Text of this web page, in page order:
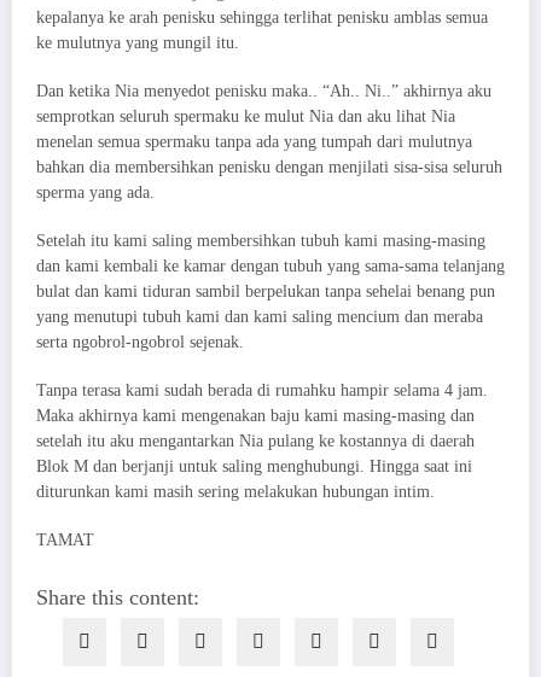
kepalanya ke arah penisku sehingga terlihat penisku amblas semua
ke mulutnya yang mungil itu.
Dan ketika Nia menyedot penisku maka.. “Ah.. Ni..” akhirnya aku
semprotkan seluruh spermaku ke mulut Nia dan aku lihat Nia
menelan semua spermaku tanpa ada yang tumpah dari mulutnya
bahkan dia membersihkan penisku dengan menjilati sisa-sisa seluruh
sperma yang ada.
Setelah itu kami saling membersihkan tubuh kami masing-masing
dan kami kembali ke kamar dengan tubuh yang sama-sama telanjang
bulat dan kami tiduran sambil berpelukan tanpa sehelai benang pun
yang menutupi tubuh kami dan kami saling mencium dan meraba
serta ngobrol-ngobrol sejenak.
Tanpa terasa kami sudah berada di rumahku hampir selama 4 jam.
Maka akhirnya kami mengenakan baju kami masing-masing dan
setelah itu aku mengantarkan Nia pulang ke kostannya di daerah
Blok M dan berjanji untuk saling menghubungi. Hingga saat ini
diturunkan kami masih sering melakukan hubungan intim.
TAMAT
Share this content: